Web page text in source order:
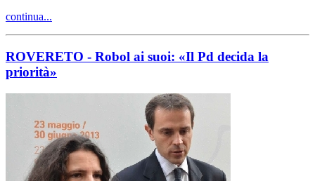
continua...
ROVERETO - Robol ai suoi: «Il Pd decida la
priorità»